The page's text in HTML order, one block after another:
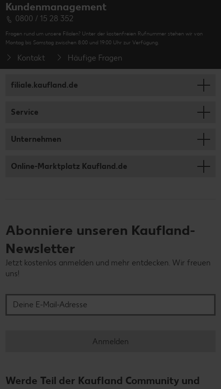
Kundenmanagement
0800 / 15 28 352
Fragen rund um unsere Filialen? Unter der kostenfreien Rufnummer stehen wir von
Montag bis Samstag zwischen 8:00 und 19:00 Uhr zur Verfügung.
Kontakt Häufige Fragen
filiale.kaufland.de
Service
Unternehmen
Online-Marktplatz Kaufland.de
Abonniere unseren Kaufland-
Newsletter
Jetzt kostenlos anmelden und mehr entdecken. Wir freuen
uns!
Anmelden
Werde Teil der Kaufland Community und